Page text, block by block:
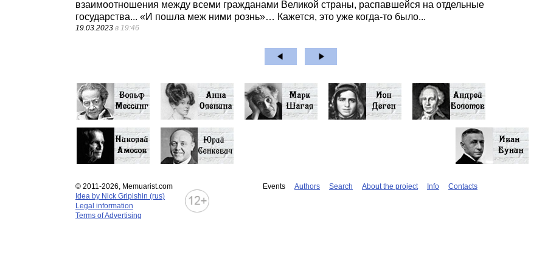
взаимоотношения между всеми гражданами Великой страны, распавшейся на отдельные
государства... «И пошла меж ними рознь»… Кажется, это уже когда-то было...
19.03.2023 в 19:46
© 2011-2026, Memuarist.com
Idea by Nick Gripishin (rus)
Legal information
Terms of Advertising
Events Authors Search About the project Info Contacts